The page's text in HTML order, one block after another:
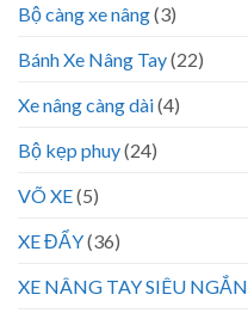
Bộ càng xe nâng(3)
Bánh Xe Nâng Tay(22)
Xe nâng càng dài(4)
Bộ kẹp phuy(24)
VÕ XE(5)
XE ĐẨY(36)
XE NÂNG TAY SIÊU NGẮN